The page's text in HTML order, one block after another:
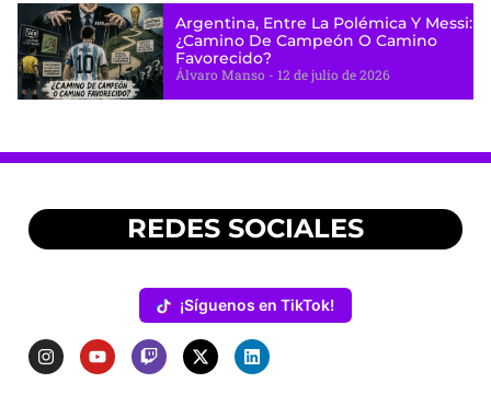
Argentina, Entre La Polémica Y Messi:
¿camino De Campeón O Camino
Favorecido?
Álvaro Manso 12 de julio de 2026
REDES SOCIALES
¡Síguenos en TikTok!